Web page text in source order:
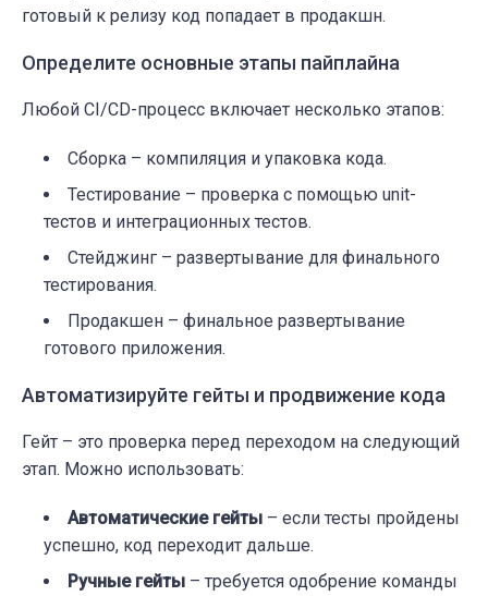
готовый к релизу код попадает в продакшн.
Определите основные этапы пайплайна
Любой CI/CD-процесс включает несколько этапов:
Сборка – компиляция и упаковка кода.
Тестирование – проверка с помощью unit-
тестов и интеграционных тестов.
Стейджинг – развертывание для финального
тестирования.
Продакшен – финальное развертывание
готового приложения.
Автоматизируйте гейты и продвижение кода
Гейт – это проверка перед переходом на следующий
этап. Можно использовать:
Автоматические гейты – если тесты пройдены
успешно, код переходит дальше.
Ручные гейты – требуется одобрение команды